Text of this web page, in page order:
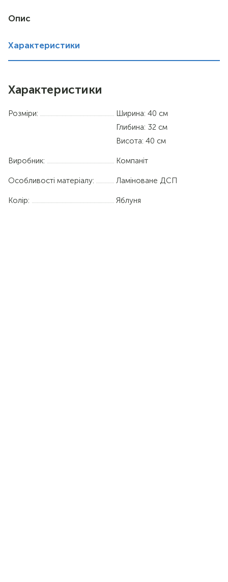
Опис
Характеристики
Характеристики
Розміри:
Ширина: 40 см
Глибина: 32 см
Висота: 40 см
Виробник: Компаніт
Особливості матеріалу: Ламіноване ДСП
Колір: Яблуня